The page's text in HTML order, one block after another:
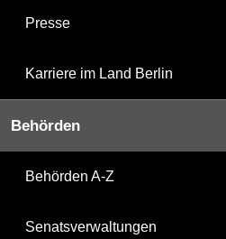
Presse
Karriere im Land Berlin
Behörden
Behörden A-Z
Senatsverwaltungen